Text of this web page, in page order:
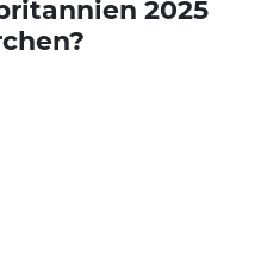
2025